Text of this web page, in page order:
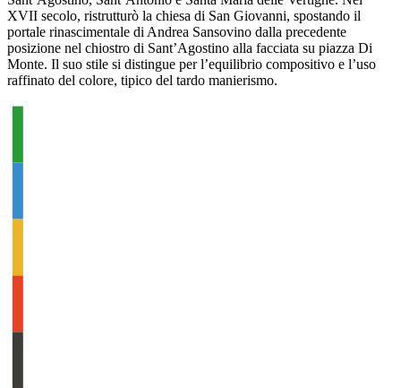
XVII secolo, ristrutturò la chiesa di San Giovanni, spostando il
portale rinascimentale di Andrea Sansovino dalla precedente
posizione nel chiostro di Sant’Agostino alla facciata su piazza Di
Monte. Il suo stile si distingue per l’equilibrio compositivo e l’uso
raffinato del colore, tipico del tardo manierismo.